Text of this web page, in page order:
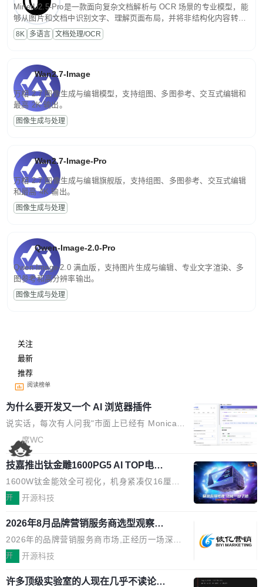
MinerU2.5-Pro是一款面向复杂文档解析与 OCR 场景的专业模型，能
够从图片和文档中识别文字、理解页面布局，并将非结构化内容转换
为便于存储、检索和二次处理的结构化结果。
8K 多语言 文档处理/OCR
Wan2.7-Image
万相 2.7 图像生成与编辑模型，支持组图、多图参考、交互式编辑和
最高 2K 输出。
图像生成与处理
Wan2.7-Image-Pro
万相 2.7 图像生成与编辑旗舰版，支持组图、多图参考、交互式编辑
和最高 4K 输出。
图像生成与处理
Qwen-Image-2.0-Pro
Qwen-Image-2.0 满血版，支持图片生成与编辑、专业文字渲染、多
图参考和高分辨率输出。
图像生成与处理
关注
最新
推荐
阅读榜单
为什么要开发又一个 AI 浏览器插件
说实话，每次有人问我"市面上已经有 Monica、
Sider、Copilot for Chrome 这些 AI 浏览器插件
了，你为什么还要再做一个"，我都觉得这个问题
问得好。 因为我自己也是从用户变成开发者的。
现有产品的天花板 我用过不少 AI 浏览器插件。
刚开始觉得都挺好——选中一段文字，弹出解
要。但用久了你会发现，它们本质上都是同一类
东西：一个带网页上下文的聊天框。 它们能读取
页面的文本，然后把文本丢给大模型，再返回一
段回答。仅此而已。 这当然有用，但总觉得差点
意思。比如我在一个后台管理系统里，需要填50
席WC
技嘉推出钛金雕1600PG5 AI TOP电
源：为发烧级主机与本地AI算力打造旗
舰供电方案
1600W钛金能效全可视化，机身紧凑仅16厘米
继2026台北电脑展首度亮相后，技嘉科技近日正
电源专为发烧级DIY主机与本地AI算力平台打
造，整机长度仅16厘米，提供1600W额定功率
与80PLUS钛金能效；支持ATX 3.1与PCIe 5.1
规范，结合服务器级元件、完善供电线材与内置
实时LCD监控屏，可充分满足当下高阶PC主机
开 开源科技
2026年8月品牌营销服务商选型观察：
从流量思维到品牌资产思维的范式转移
2026年的品牌营销服务商市场,正经历一场深刻
的价值重构。全球全案品牌代理机构市场从2025
复合增长率达5.44%,预计2032年将突破120亿美
开 开源科技
许多顶级实验室的人现在几乎不读论文